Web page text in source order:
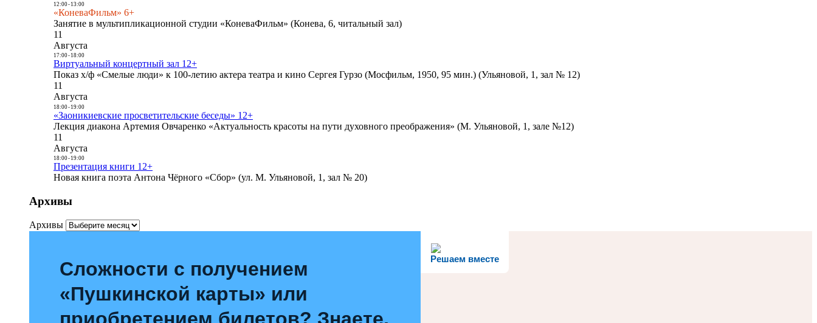
12:00- 13:00
«КоневаФильм» 6+
Занятие в мультипликационной студии «КоневаФильм» (Конева, 6, читальный зал)
11
Августа
17:00- 18:00
Виртуальный концертный зал 12+
Показ х/ф «Смелые люди» к 100-летию актера театра и кино Сергея Гурзо (Мосфильм, 1950, 95 мин.) (Ульяновой, 1, зал № 12)
11
Августа
18:00- 19:00
«Заоникиевские просветительские беседы» 12+
Лекция диакона Артемия Овчаренко «Актуальность красоты на пути духовного преображения» (М. Ульяновой, 1, зале №12)
11
Августа
18:00- 19:00
Презентация книги 12+
Новая книга поэта Антона Чёрного «Сбор» (ул. М. Ульяновой, 1, зал № 20)
Архивы
Архивы
Решаем вместе
Сложности с получением
«Пушкинской карты» или